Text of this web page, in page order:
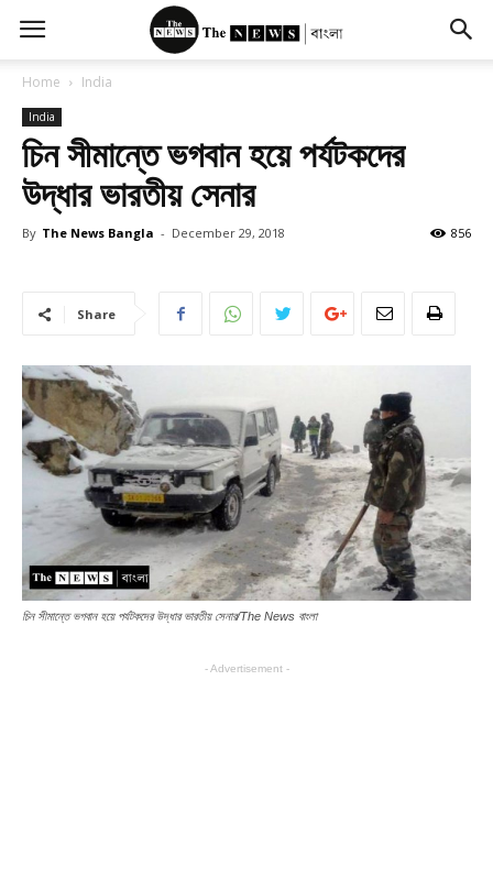
Home India
India
চিন সীমান্তে ভগবান হয়ে পর্যটকদের
উদ্ধার ভারতীয় সেনার
By The News Bangla - December 29, 2018 856
Share
চিন সীমান্তে ভগবান হয়ে পর্যটকদের উদ্ধার ভারতীয় সেনার/The News বাংলা
- Advertisement -